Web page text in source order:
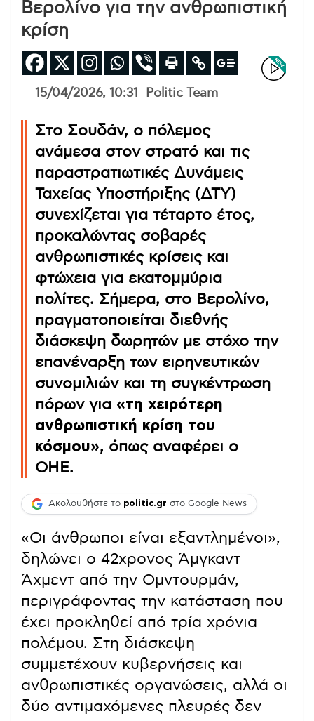
Βερολίνο για την ανθρωπιστική
κρίση
15/04/2026, 10:31 Politic Team
Στο Σουδάν, ο πόλεμος
ανάμεσα στον στρατό και τις
παραστρατιωτικές Δυνάμεις
Ταχείας Υποστήριξης (ΔΤΥ)
συνεχίζεται για τέταρτο έτος,
προκαλώντας σοβαρές
ανθρωπιστικές κρίσεις και
φτώχεια για εκατομμύρια
πολίτες. Σήμερα, στο Βερολίνο,
πραγματοποιείται διεθνής
διάσκεψη δωρητών με στόχο την
επανέναρξη των ειρηνευτικών
συνομιλιών και τη συγκέντρωση
πόρων για «τη χειρότερη
ανθρωπιστική κρίση του
κόσμου», όπως αναφέρει ο
ΟΗΕ.
Ακολουθήστε το politic.gr στο Google News
«Οι άνθρωποι είναι εξαντλημένοι»,
δηλώνει ο 42χρονος Άμγκαντ
Άχμεντ από την Ομντουρμάν,
περιγράφοντας την κατάσταση που
έχει προκληθεί από τρία χρόνια
πολέμου. Στη διάσκεψη
συμμετέχουν κυβερνήσεις και
ανθρωπιστικές οργανώσεις, αλλά οι
δύο αντιμαχόμενες πλευρές δεν